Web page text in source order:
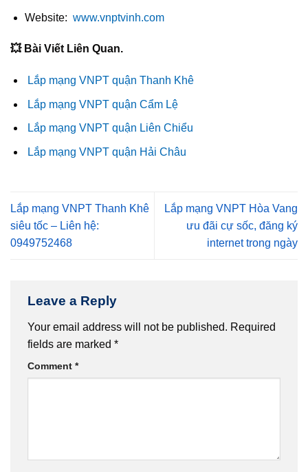
Website: www.vnptvinh.com
💥 Bài Viết Liên Quan.
Lắp mạng VNPT quận Thanh Khê
Lắp mạng VNPT quận Cẩm Lệ
Lắp mạng VNPT quận Liên Chiểu
Lắp mạng VNPT quận Hải Châu
Lắp mạng VNPT Thanh Khê
siêu tốc – Liên hệ:
0949752468
Lắp mạng VNPT Hòa Vang
ưu đãi cự sốc, đăng ký
internet trong ngày
Leave a Reply
Your email address will not be published. Required
fields are marked *
Comment *